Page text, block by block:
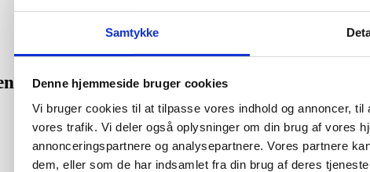
Samtykke
Denne hjemmeside bruger cookies
Vi bruger cookies til at tilpasse vores indhold og annoncer,
vores trafik. Vi deler også oplysninger om din brug af vores
annonceringspartnere og analysepartnere. Vores partnere
dem, eller som de har indsamlet fra din brug af deres